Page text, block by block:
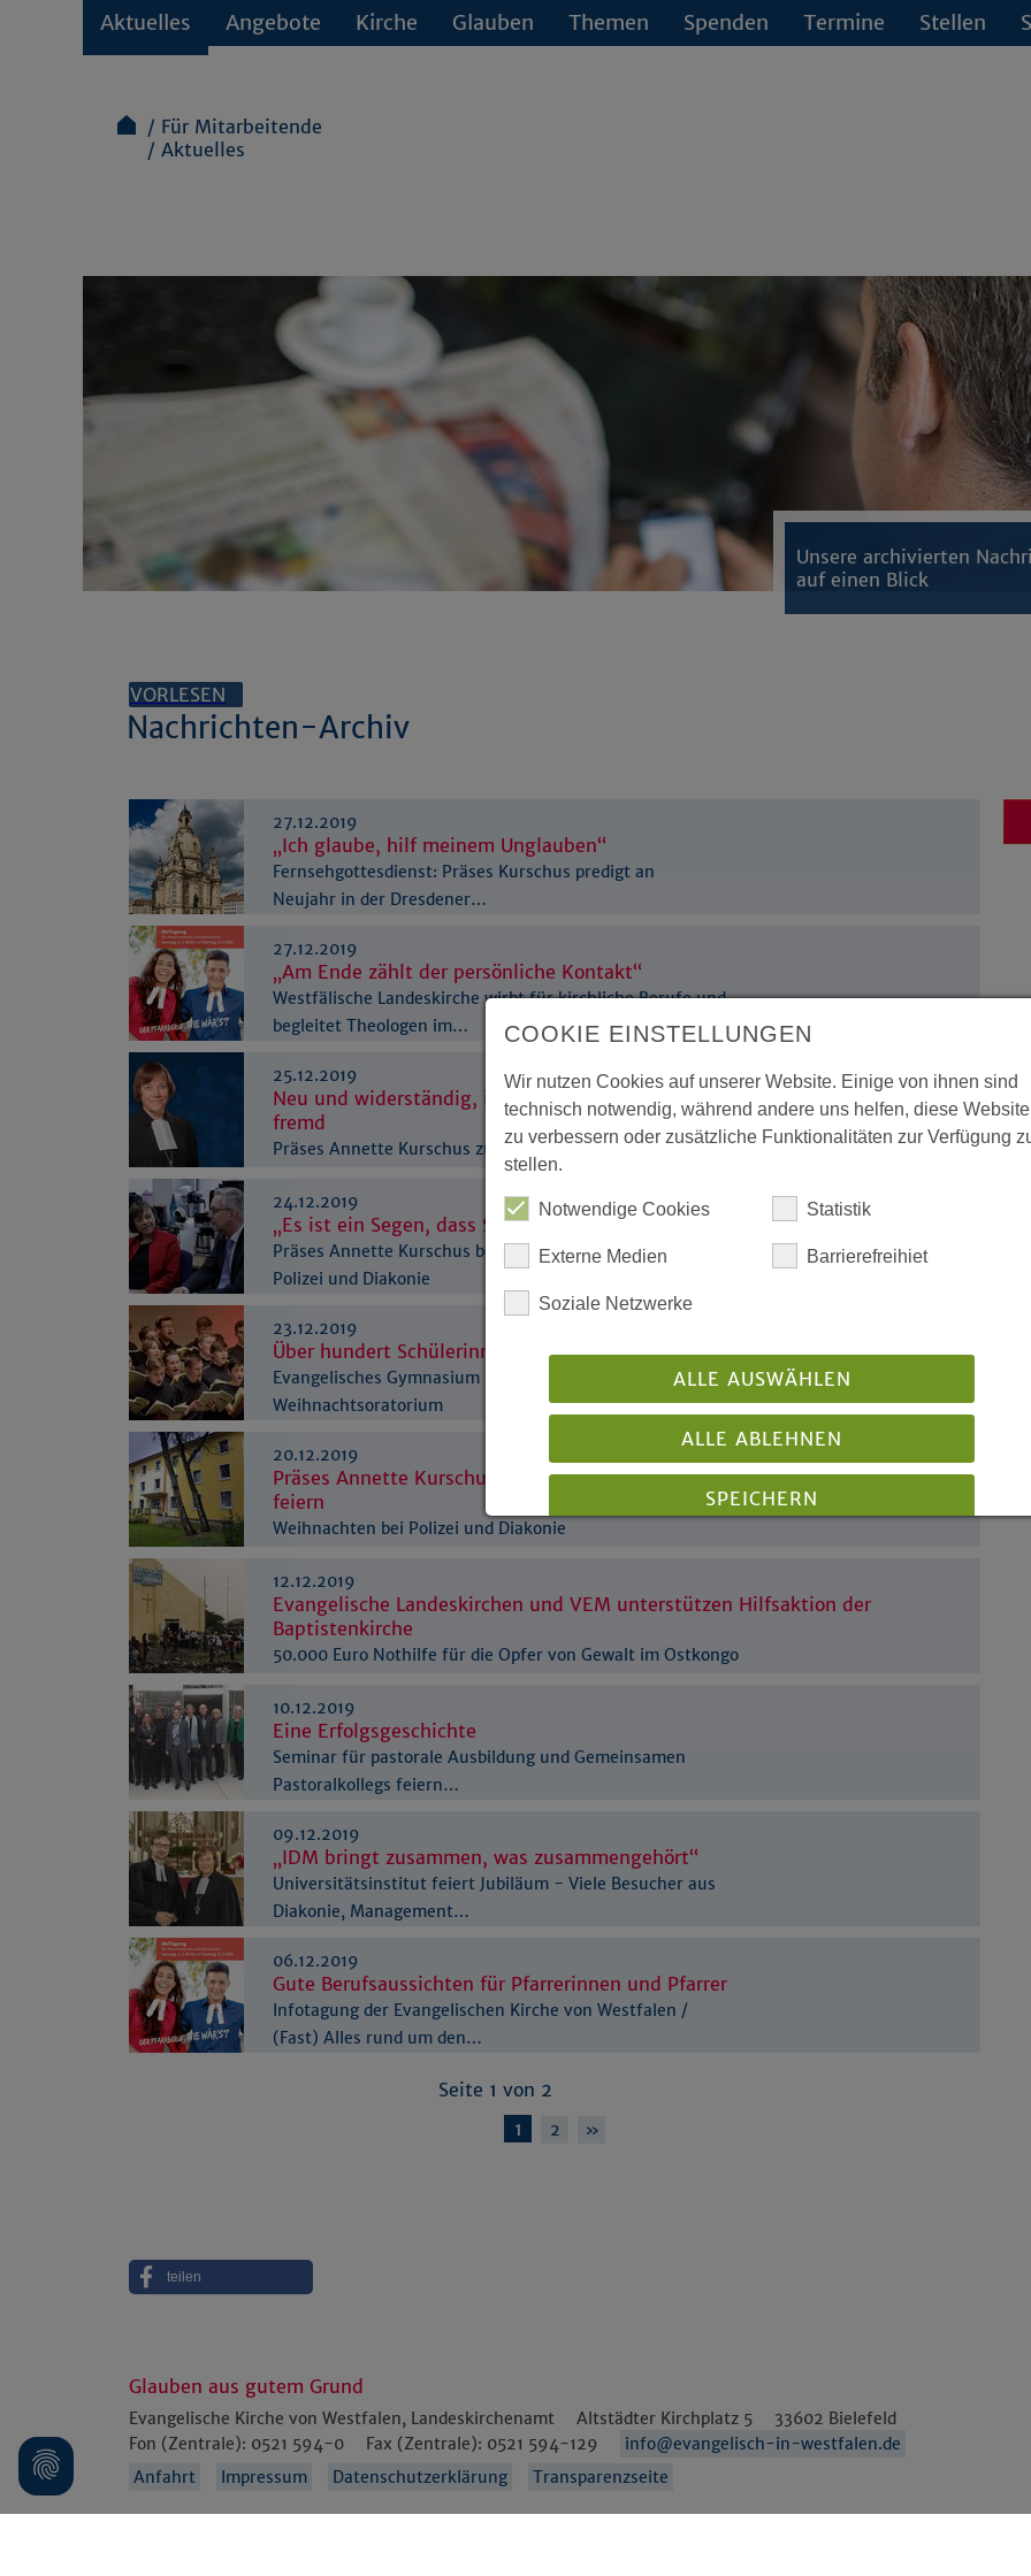
Aktuelles Angebote Kirche Glauben Themen Spenden Termine Stellen
Für Mitarbeitende
Aktuelles
Unsere archivierten
auf einen Blick
VORLESEN
Nachrichten-Archiv
27.12.2019
„Ich glaube, hilf meinem Unglauben“
Fernsehgottesdienst: Präses Kurschus predigt an
Neujahr in der Dresdener…
27.12.2019
„Am Ende zählt der persönliche Kontakt“
Westfälische Landeskirche wirbt für kirchliche Berufe und
begleitet Theologen im…
25.12.2019
Neu und widerständig, irritierend
fremd
Präses Annette Kurschus zu
24.12.2019
„Es ist ein Segen, dass Sie da sind“
Präses Annette Kurschus besuchte zu Weihnachten
Polizei und Diakonie
23.12.2019
Über hundert Schülerinnen und Schüler sangen Bach
Evangelisches Gymnasium Meinerzhagen: Begeisterndes
Weihnachtsoratorium
20.12.2019
Präses Annette Kurschus besucht Menschen, die arbeiten, wenn andere
feiern
Weihnachten bei Polizei und Diakonie
12.12.2019
Evangelische Landeskirchen und VEM unterstützen Hilfsaktion der
Baptistenkirche
50.000 Euro Nothilfe für die Opfer von Gewalt im Ostkongo
10.12.2019
Eine Erfolgsgeschichte
Seminar für pastorale Ausbildung und Gemeinsamen
Pastoralkollegs feiern…
09.12.2019
„IDM bringt zusammen, was zusammengehört“
Universitätsinstitut feiert Jubiläum - Viele Besucher aus
Diakonie, Management…
06.12.2019
Gute Berufsaussichten für Pfarrerinnen und Pfarrer
Infotagung der Evangelischen Kirche von Westfalen /
(Fast) Alles rund um den…
Seite 1 von 2
1
2 »
teilen
Glauben aus gutem Grund
Evangelische Kirche von Westfalen, Landeskirchenamt Altstädter Kirchplatz 5 33602 Bielefeld
Fon (Zentrale): 0521 594-0 Fax (Zentrale): 0521 594-129
info@evangelisch-in-westfalen.de
Anfahrt
Impressum Datenschutzerklärung Transparenzseite
COOKIE EINSTELLUNGEN
Wir nutzen Cookies auf unserer Website. Einige von ihnen sind
technisch notwendig, während andere uns helfen, diese Website
zu verbessern oder zusätzliche Funktionalitäten zur Verfügung
stellen.
Notwendige Cookies Statistik
Externe Medien Barrierefreihiet
Soziale Netzwerke
ALLE AUSWÄHLEN
ALLE ABLEHNEN
SPEICHERN
Impressum| Datenschutz